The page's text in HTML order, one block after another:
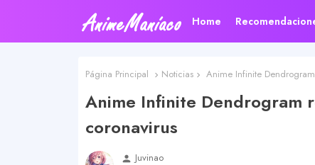
Home
Página Principal Noticias Anime Infinite
Anime Infinite Dendrogram
coronavirus
person Juvinao